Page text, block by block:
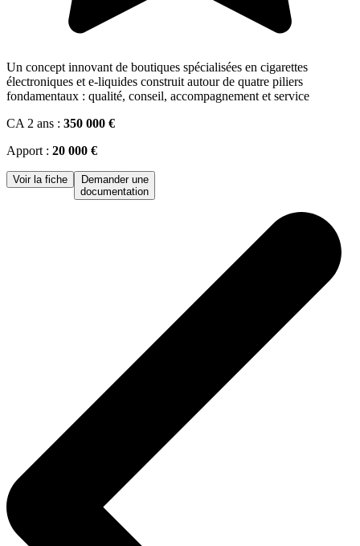
Un concept innovant de boutiques spécialisées en cigarettes
électroniques et e-liquides construit autour de quatre piliers
fondamentaux : qualité, conseil, accompagnement et service
CA 2 ans : 350 000 €
Apport : 20 000 €
Voir la fiche
Demander une
documentation